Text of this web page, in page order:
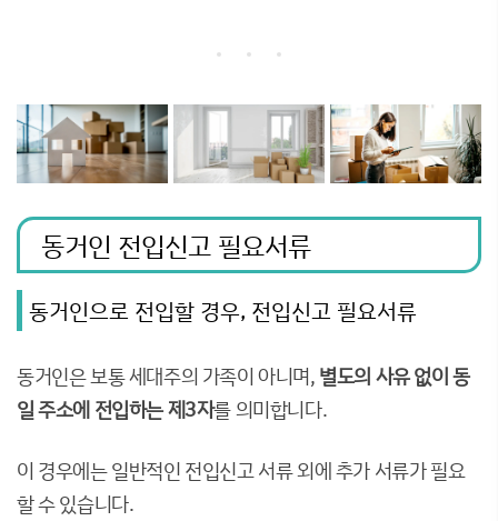
동거인 전입신고 필요서류
동거인으로 전입할 경우, 전입신고 필요서류
동거인은 보통 세대주의 가족이 아니며, 별도의 사유 없이 동
일 주소에 전입하는 제3자를 의미합니다.
이 경우에는 일반적인 전입신고 서류 외에 추가 서류가 필요
할 수 있습니다.